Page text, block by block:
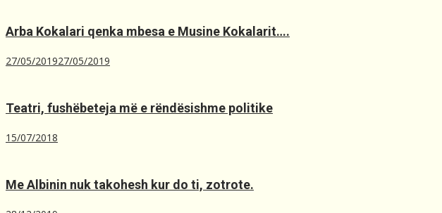
Arba Kokalari qenka mbesa e Musine Kokalarit….
27/05/201927/05/2019
Teatri, fushëbeteja më e rëndësishme politike
15/07/2018
Me Albinin nuk takohesh kur do ti, zotrote.